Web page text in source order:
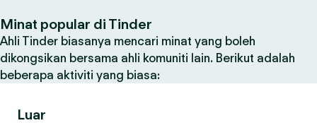
Minat popular di Tinder
Ahli Tinder biasanya mencari minat yang boleh
dikongsikan bersama ahli komuniti lain. Berikut adalah
beberapa aktiviti yang biasa:
Luar